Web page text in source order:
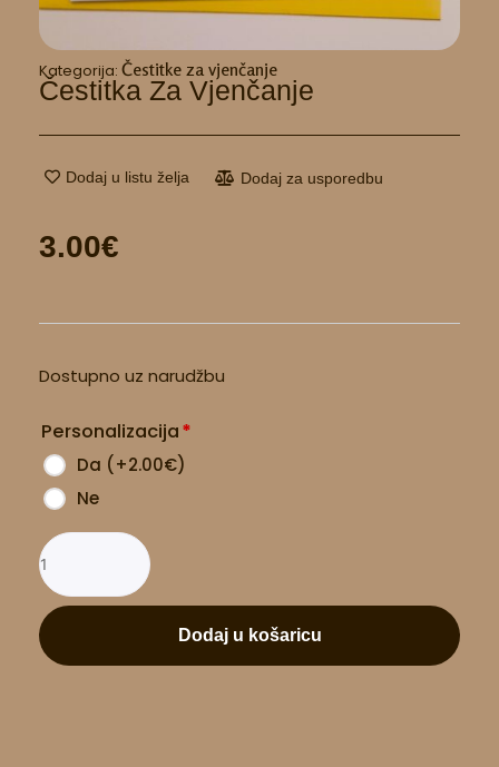
Kategorija: Čestitke za vjenčanje
Čestitka Za Vjenčanje
Dodaj u listu želja Dodaj za usporedbu
3.00€
Dostupno uz narudžbu
Personalizacija*
Da (+2.00€)
Ne
za
količina
Dodaj u košaricu